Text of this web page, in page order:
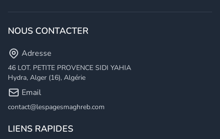
NOUS CONTACTER
Adresse
46 LOT. PETITE PROVENCE SIDI YAHIA
Hydra, Alger (16), Algérie
Email
contact@lespagesmaghreb.com
LIENS RAPIDES